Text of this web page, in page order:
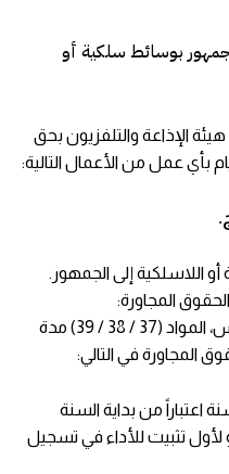
بوسائط سلكية أو
هيئة الإذاعة والتلفزيون بحق
بأي عمل من الأعمال التالية:
أو اللاسلكية إلى الجمهور.
المجاورة:
نظم الفرع الثاني من الفصل السادس، المواد (37 / 38 / 39) مدة
المجاورة في التالي:
اعتباراً من بداية السنة
أو لأول تثبيت للأداء في تسجيل